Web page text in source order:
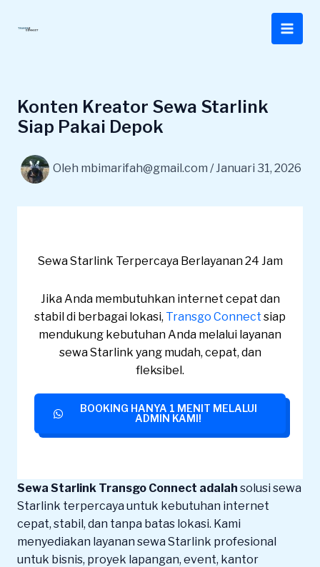
Konten Kreator Sewa Starlink
Siap Pakai Depok
Oleh mbimarifah@gmail.com /Januari 31, 2026
Sewa Starlink Terpercaya Berlayanan 24 Jam
Jika Anda membutuhkan internet cepat dan
stabil di berbagai lokasi, Transgo Connect siap
mendukung kebutuhan Anda melalui layanan
sewa Starlink yang mudah, cepat, dan
fleksibel.
BOOKING HANYA 1 MENIT MELALUI
ADMIN KAMI!
Sewa Starlink Transgo Connect adalah solusi sewa
Starlink terpercaya untuk kebutuhan internet
cepat, stabil, dan tanpa batas lokasi. Kami
menyediakan layanan sewa Starlink profesional
untuk bisnis, proyek lapangan, event, kantor